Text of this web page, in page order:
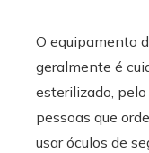
O equipamento
geralmente é
esterilizado,
pessoas que
usar óculos de